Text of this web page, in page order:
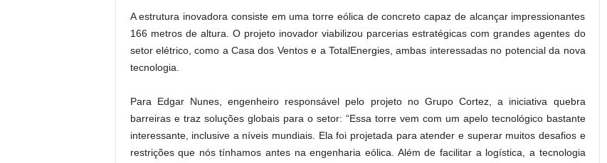
A estrutura inovadora consiste em uma torre eólica de concreto capaz de alcançar impressionantes
166 metros de altura. O projeto inovador viabilizou parcerias estratégicas com grandes agentes do
setor elétrico, como a Casa dos Ventos e a TotalEnergies, ambas interessadas no potencial da nova
tecnologia.
Para Edgar Nunes, engenheiro responsável pelo projeto no Grupo Cortez, a iniciativa quebra
barreiras e traz soluções globais para o setor: “Essa torre vem com um apelo tecnológico bastante
interessante, inclusive a níveis mundiais. Ela foi projetada para atender e superar muitos desafios e
restrições que nós tínhamos antes na engenharia eólica. Além de facilitar a logística, a tecnologia